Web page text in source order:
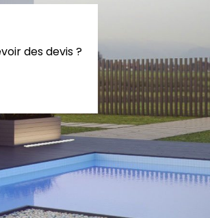
des devis ?